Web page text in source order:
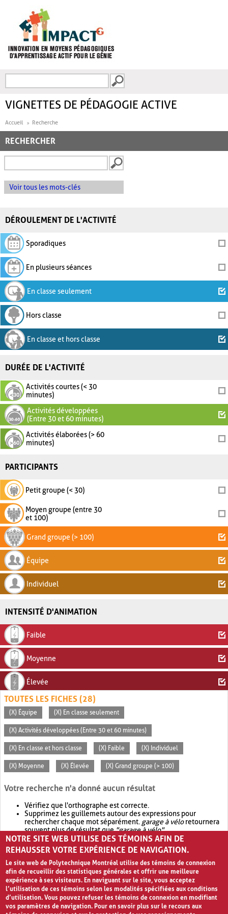
FORMULAIRE DE
VIGNETTES DE PÉDAGOGIE ACTIVE
Accueil Recherche
RECHERCHER
Voir tous les mots-clés
DÉROULEMENT DE L'ACTIVITÉ
Sporadiques
En plusieurs séances
En classe seulement
Hors classe
En classe et hors classe
DURÉE DE L'ACTIVITÉ
Activités courtes (< 30
minutes)
Activités développées
(Entre 30 et 60 minutes)
Activités élaborées (> 60
minutes)
PARTICIPANTS
Petit groupe (< 30)
Moyen groupe (entre 30
et 100)
Grand groupe (> 100)
Équipe
Individuel
INTENSITÉ D'ANIMATION
Faible
Moyenne
Élevée
TOUTES LES FICHES (28)
(X) Équipe (X) En classe seulement
(X) Activités développées (Entre 30 et 60 minutes)
(X) En classe et hors classe (X) Faible (X) Individuel
(X) Moyenne (X) Élevée (X) Grand groupe (> 100)
Votre recherche n'a donné aucun résultat
Vérifiez que l'orthographe est correcte.
Supprimez les guillemets autour des expressions pour
rechercher chaque mot séparément. garage à véloretournera
souvent plus de résultat que"garage à vélo".
Envisagez d'élargir votre recherche avec OR.garage OR vélo
retournera souvent plus de résultat quegarage à vélo
NOTRE SITE WEB UTILISE DES TÉMOINS AFIN DE
REHAUSSER VOTRE EXPÉRIENCE DE NAVIGATION.
Le site web de Polytechnique Montréal utilise des témoins de connexion
afin de recueillir des statistiques générales et offrir une meilleure
expérience à ses visiteurs. En naviguant sur le site, vous acceptez
l’utilisation de ces témoins selon les modalités spécifiées aux conditions
d’utilisation. Vous pouvez refuser les témoins de connexion en modifiant
vos paramètres de navigation. Pour en savoir plus sur le recours aux